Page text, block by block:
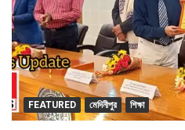
FEATURED মেদিনীপুর শিক্ষা